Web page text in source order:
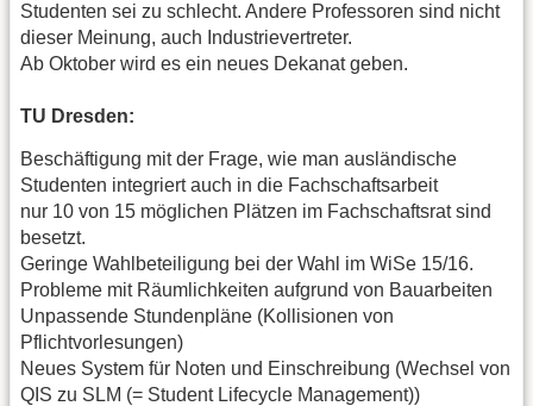
Studenten sei zu schlecht. Andere Professoren sind nicht
dieser Meinung, auch Industrievertreter.
Ab Oktober wird es ein neues Dekanat geben.
TU Dresden:
Beschäftigung mit der Frage, wie man ausländische
Studenten integriert auch in die Fachschaftsarbeit
nur 10 von 15 möglichen Plätzen im Fachschaftsrat sind
besetzt.
Geringe Wahlbeteiligung bei der Wahl im WiSe 15/16.
Probleme mit Räumlichkeiten aufgrund von Bauarbeiten
Unpassende Stundenpläne (Kollisionen von
Pflichtvorlesungen)
Neues System für Noten und Einschreibung (Wechsel von
QIS zu SLM (= Student Lifecycle Management))